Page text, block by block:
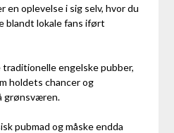
en oplevelse i sig selv, hvor du
blandt lokale fans iført
engelske pubber,
holdets chancer og
grønsværen.
pubmad og måske endda